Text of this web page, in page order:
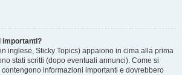
importanti?
inglese, Sticky Topics) appaiono in cima alla prima
stati scritti (dopo eventuali annunci). Come si
informazioni importanti e dovrebbero